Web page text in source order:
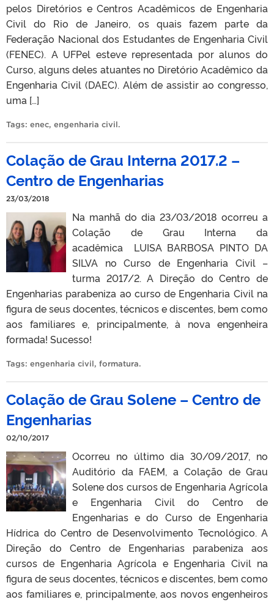
pelos Diretórios e Centros Acadêmicos de Engenharia
Civil do Rio de Janeiro, os quais fazem parte da
Federação Nacional dos Estudantes de Engenharia Civil
(FENEC). A UFPel esteve representada por alunos do
Curso, alguns deles atuantes no Diretório Acadêmico da
Engenharia Civil (DAEC). Além de assistir ao congresso,
uma […]
Tags: enec, engenharia civil.
Colação de Grau Interna 2017.2 –
Centro de Engenharias
23/03/2018
Na manhã do dia 23/03/2018 ocorreu a
Colação de Grau Interna da
acadêmica LUISA BARBOSA PINTO DA
SILVA no Curso de Engenharia Civil –
turma 2017/2. A Direção do Centro de
Engenharias parabeniza ao curso de Engenharia Civil na
figura de seus docentes, técnicos e discentes, bem como
aos familiares e, principalmente, à nova engenheira
formada! Sucesso!
Tags: engenharia civil, formatura.
Colação de Grau Solene – Centro de
Engenharias
02/10/2017
Ocorreu no último dia 30/09/2017, no
Auditório da FAEM, a Colação de Grau
Solene dos cursos de Engenharia Agrícola
e Engenharia Civil do Centro de
Engenharias e do Curso de Engenharia
Hídrica do Centro de Desenvolvimento Tecnológico. A
Direção do Centro de Engenharias parabeniza aos
cursos de Engenharia Agrícola e Engenharia Civil na
figura de seus docentes, técnicos e discentes, bem como
aos familiares e, principalmente, aos novos engenheiros